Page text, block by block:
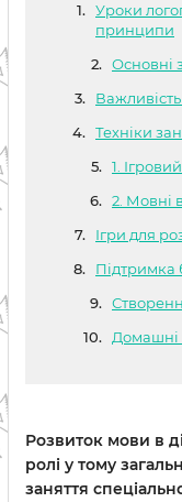
Уроки
принципи
Основні
Техніки
1.
2. Мовні
Ігри для
Підтримка
Домашні
Розвиток мови в
ролі у тому
заняття